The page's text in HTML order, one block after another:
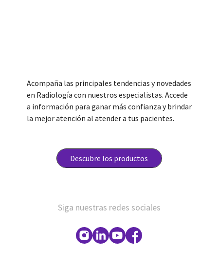
Acompaña las principales tendencias y novedades
en Radiología con nuestros especialistas. Accede
a información para ganar más confianza y brindar
la mejor atención al atender a tus pacientes.
Descubre los productos
Siga nuestras redes sociales